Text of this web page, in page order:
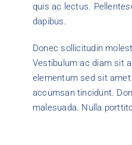
quis ac lectus.
dapibus.
Donec sollicitudin
Vestibulum ac diam sit
elementum sed sit
accumsan tincidunt.
malesuada. Nulla